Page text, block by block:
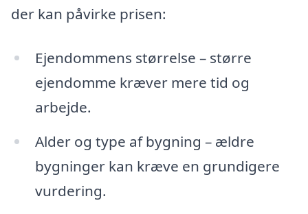
der kan påvirke prisen:
Ejendommens størrelse – større
ejendomme kræver mere tid og
arbejde.
Alder og type af bygning – ældre
bygninger kan kræve en grundigere
vurdering.